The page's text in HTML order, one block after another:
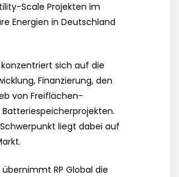
Scale Projekten im
Energien in Deutschland
sich auf die
Finanzierung, den
von Freiflächen-
liegt dabei auf
RP Global die